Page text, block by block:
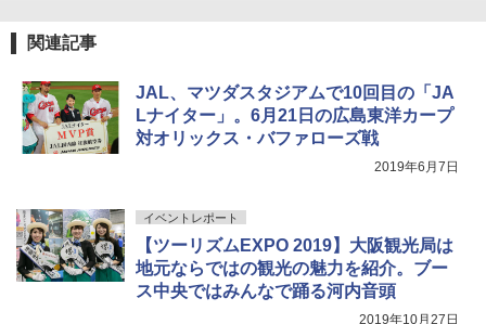
解く (講談社現代新書)
￥1,540
ュ(BC仕様) PATC-150B(EB)
￥9,990
イドプラス ブラックコーティング フルクロ
ーズ メッシュ 5人用 簡単設置 ポップアップ
テント PATCW-200B エクルベージュ
￥15,990
￥3,680
コンパクト iimono117 (ブルー)
￥3,080
関連記事
JAL、マツダスタジアムで10回目の「JA
Lナイター」。6月21日の広島東洋カープ
対オリックス・バファローズ戦
2019年6月7日
イベントレポート
【ツーリズムEXPO 2019】大阪観光局は
地元ならではの観光の魅力を紹介。ブー
ス中央ではみんなで踊る河内音頭
2019年10月27日